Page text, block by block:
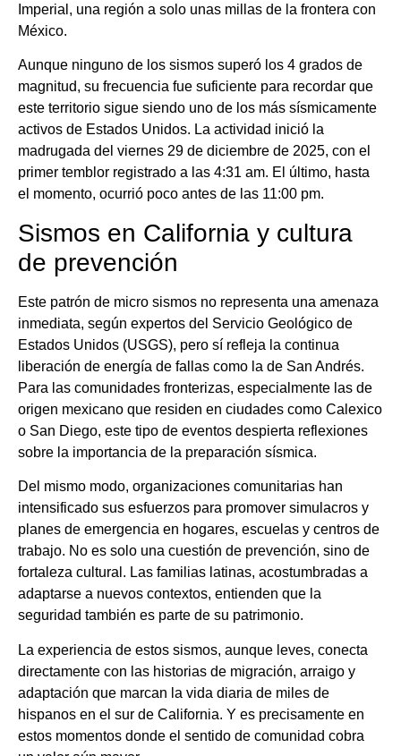
Imperial, una región a solo unas millas de la frontera con
México.
Aunque ninguno de los sismos superó los 4 grados de
magnitud, su frecuencia fue suficiente para recordar que
este territorio sigue siendo uno de los más sísmicamente
activos de Estados Unidos. La actividad inició la
madrugada del viernes 29 de diciembre de 2025, con el
primer temblor registrado a las 4:31 am. El último, hasta
el momento, ocurrió poco antes de las 11:00 pm.
Sismos en California y cultura
de prevención
Este patrón de micro sismos no representa una amenaza
inmediata, según expertos del Servicio Geológico de
Estados Unidos (USGS), pero sí refleja la continua
liberación de energía de fallas como la de San Andrés.
Para las comunidades fronterizas, especialmente las de
origen mexicano que residen en ciudades como Calexico
o San Diego, este tipo de eventos despierta reflexiones
sobre la importancia de la preparación sísmica.
Del mismo modo, organizaciones comunitarias han
intensificado sus esfuerzos para promover simulacros y
planes de emergencia en hogares, escuelas y centros de
trabajo. No es solo una cuestión de prevención, sino de
fortaleza cultural. Las familias latinas, acostumbradas a
adaptarse a nuevos contextos, entienden que la
seguridad también es parte de su patrimonio.
La experiencia de estos sismos, aunque leves, conecta
directamente con las historias de migración, arraigo y
adaptación que marcan la vida diaria de miles de
hispanos en el sur de California. Y es precisamente en
estos momentos donde el sentido de comunidad cobra